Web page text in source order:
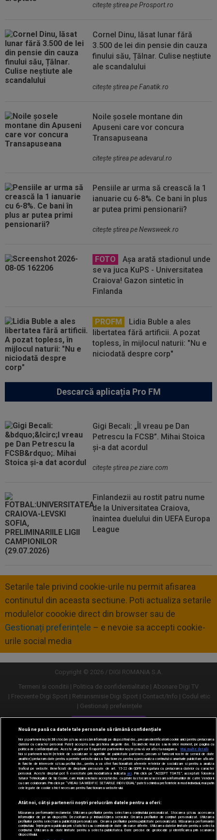
citeşte ştirea pe Prosport.ro
Cornel Dinu, lăsat lunar fără
3.500 de lei din pensie din cauza
finului său, Țălnar. Culise neștiute
ale scandalului
citeşte ştirea pe Fanatik.ro
Noile șosele montane din
Apuseni care vor concura
Transapuseana
citeşte ştirea pe adevarul.ro
Pensiile ar urma să crească la 1
ianuarie cu 6-8%. Ce bani în plus
ar putea primi pensionarii?
citeşte ştirea pe Newsweek.ro
FOTO
Așa arată stadionul unde
se va juca KuPS - Universitatea
Craiova! Gazon sintetic în
Finlanda
PROFM
Lidia Buble a ales
libertatea fără artificii. A pozat
topless, în mijlocul naturii: "Nu e
niciodată despre corp"
Descarcă aplicația Pro FM
Gigi Becali: „Îl vreau pe Dan
Petrescu la FCSB”. Mihai Stoica
și-a dat acordul
citeşte ştirea pe ziare.com
Finlandezii au rostit patru nume
de la Universitatea Craiova,
înaintea duelului din UEFA Europa
League
Setarile tale privind cookie-urile nu permit afisarea
continutul din aceasta sectiune. Poti actualiza setarile
modulelor coookie direct din browser sau de
Gestionați preferințele – e nevoie sa accepti cookie-
urile social media
Copyright © 2026 / DIGI ROMANIA S.A.
Termeni si conditii
Politica de confidentialitate
Abonare Digi TV
Frecvente Digi Sport
Retransmisie Digi Sport Contact/Info
Codul etic
Gestionați preferințele
Versiune desktop
Nouă ne pasă ca datele tale personale să rămână confidențiale
Noi și partenerii noștri30stocăm și/sau accesăm informații pe dispozitivul dvs., precum identificatorii cookie unici pentru prelucrarea
datelor cu caracter personal. Puteți accepta sau gestiona alegerile dvs. făcând clic mai jos sau în orice moment, pe pagina cu
politica de confidențialitate. Aceste alegeri vor fi raportate partenerilor noștri și nu vă vor afecta navigarea.
Mai multe detalii
Noi si partenerii nostri (retelele de socializare si agentiile de publicitate partenere, precum si furnizorii nostri de servicii de date
analitice) prelucram date pentru a permite website-ului sa functioneze, pentru a personaliza continutul si anunturile publicitare afisate
in functie de interesele si/sau profilul dvs., pentru a va oferi functionalitati aferente retelelor de socializare si pentru a analiza
traficul pe website. Beneficiati de drepturile prevazute de art. 15-22 din GDPR in legatura cu prelucrarea datelor cu caracter
personal. Aceste drepturi pot fi exercitate prin modalitatea indicata aici. Prin click pe “ACCEPT TOATE”, acceptati folosirea
tuturor Tehnologiilor de tip Cookie, care implica inclusiv acceptul dvs. cu privire la stocarea/accesarea informatiilor de catre Vendor-ii
cu care colaboram. Prin click pe “VREAU SA MODIFIC SETARILE INDIVIDUAL” puteti schimba preferintele in mod individual, mai putin
cele legate de cookie strict necesare pentru functionarea website-ului.
Atât noi, cât și partenerii noștri prelucrăm datele pentru a oferi:
Măsurarea performanței reclamelor. Utilizarea profilurilor pentru selectarea conținutului personalizat. Stocarea și/sau accesarea
informațiilor de pe un dispozitiv. Dezvoltarea și îmbunătățirea serviciilor. Crearea profilurilor de conținut personalizat. Utilizarea
profilurilor pentru selectarea publicității personalizate. Crearea profilurilor pentru publicitate personalizată. Măsurarea performanței
conținutului. Înțelegerea publicului prin statistici sau combinații de date din surse diferite. Utilizarea datelor limitate pentru a selecta
conținutul. Utilizarea de date limitate pentru a selecta publicitatea. Date precise de geolocație și identificarea prin scanarea
dispozitivului.